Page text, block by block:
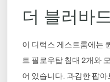
더 블러바
이 디럭스 게스트룸에는
트 필로우탑 침대 2개와
어 있습니다. 과감한 팝